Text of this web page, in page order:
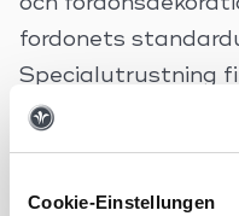
Cookie-Einstellungen
fordonets
Specialutrustning
giltiga prislistan
tilläggspris som